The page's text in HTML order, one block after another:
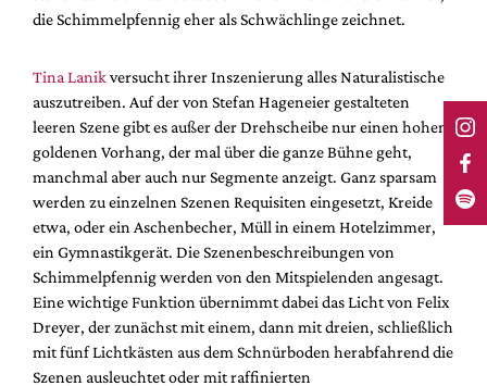
die Schimmelpfennig eher als Schwächlinge zeichnet.
Tina Lanikversucht ihrer Inszenierung alles Naturalistische
auszutreiben. Auf der von Stefan Hageneier gestalteten
leeren Szene gibt es außer der Drehscheibe nur einen hohen
goldenen Vorhang, der mal über die ganze Bühne geht,
manchmal aber auch nur Segmente anzeigt. Ganz sparsam
werden zu einzelnen Szenen Requisiten eingesetzt, Kreide
etwa, oder ein Aschenbecher, Müll in einem Hotelzimmer,
ein Gymnastikgerät. Die Szenenbeschreibungen von
Schimmelpfennig werden von den Mitspielenden angesagt.
Eine wichtige Funktion übernimmt dabei das Licht von Felix
Dreyer, der zunächst mit einem, dann mit dreien, schließlich
mit fünf Lichtkästen aus dem Schnürboden herabfahrend die
Szenen ausleuchtet oder mit raffinierten